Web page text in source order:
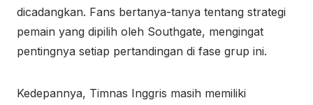
dicadangkan. Fans bertanya-tanya tentang strategi
pemain yang dipilih oleh Southgate, mengingat
pentingnya setiap pertandingan di fase grup ini.
Kedepannya, Timnas Inggris masih memiliki